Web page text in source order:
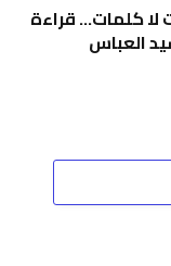
لا كلمات… قراءة
العباس